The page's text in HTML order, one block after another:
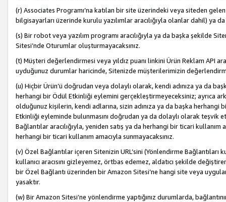
(r) Associates Programı’na katılan bir site üzerindeki veya siteden
bilgisayarları üzerinde kurulu yazılımlar aracılığıyla olanlar dahil) ya
(s) Bir robot veya yazılım programı aracılığıyla ya da başka şekilde
Sitesi’nde Oturumlar oluşturmayacaksınız.
(t) Müşteri değerlendirmesi veya yıldız puanı linkini Ürün Reklam API
uyduğunuz durumlar haricinde, Sitenizde müşterilerimizin
(u) Hiçbir Ürün’ü doğrudan veya dolaylı olarak, kendi adınıza ya da
herhangi bir Ödül Etkinliği eylemini gerçekleştirmeyeceksiniz; ayrıca
olduğunuz kişilerin, kendi adlarına, sizin adınıza ya da başka herhangi
Etkinliği eyleminde bulunmasını doğrudan ya da dolaylı olarak teşvik
Bağlantılar aracılığıyla, yeniden satış ya da herhangi bir ticari
herhangi bir ticari kullanım amacıyla sunmayacaksınız.
(v) Özel Bağlantılar içeren Sitenizin URL’sini (Yönlendirme Bağlantıları
kullanıcı aracısını gizleyemez, örtbas edemez, aldatıcı şekilde
bir Özel Bağlantı üzerinden bir Amazon Sitesi’ne hangi site veya
yasaktır.
(w) Bir Amazon Sitesi’ne yönlendirme yaptığınız durumlarda,